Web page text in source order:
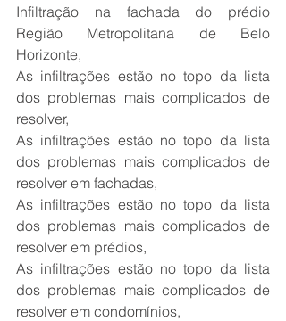
Infiltração na fachada do prédio
Região Metropolitana de Belo
Horizonte,
As infiltrações estão no topo da lista
dos problemas mais complicados de
resolver,
As infiltrações estão no topo da lista
dos problemas mais complicados de
resolver em fachadas,
As infiltrações estão no topo da lista
dos problemas mais complicados de
resolver em prédios,
As infiltrações estão no topo da lista
dos problemas mais complicados de
resolver em condomínios,